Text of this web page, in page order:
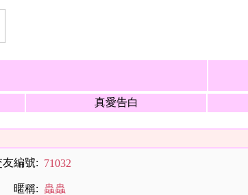
真愛告白
友編號: 71032
暱稱: 蟲蟲